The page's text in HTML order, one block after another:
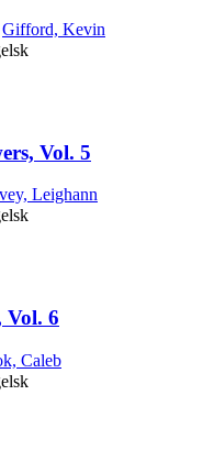
Gifford, Kevin
Vol. 5
Leighann
Vol. 6
Caleb